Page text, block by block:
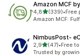
Amazon MCF
4,8de 5 estrelas
(339)
339 total de•Free
Amazon MCF:
NimbusPost‑
2,9de 5 estrelas
(47)
47 total de
•Free
Trusted by